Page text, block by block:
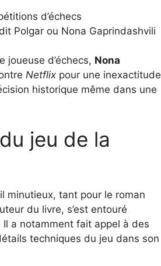
d’échecs
Polgar ou Nona Gaprindashvili
joueuse d’échecs, Nona
Netflix pour une inexactitude
historique même dans une
jeu de la
minutieux, tant pour le roman
du livre, s’est entouré
Il a notamment fait appel à des
techniques du jeu dans son